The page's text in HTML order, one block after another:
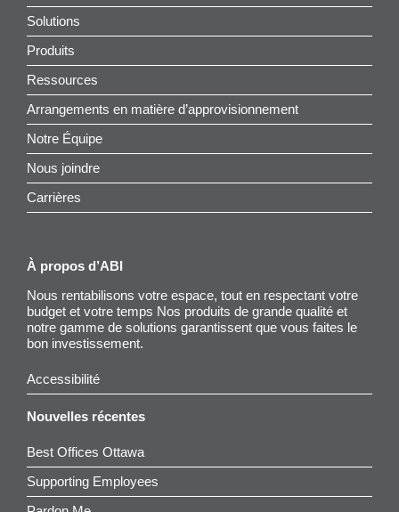
Solutions
Produits
Ressources
Arrangements en matière d’approvisionnement
Notre Équipe
Nous joindre
Carrières
À propos d’ABI
Nous rentabilisons votre espace, tout en respectant votre
budget et votre temps Nos produits de grande qualité et
notre gamme de solutions garantissent que vous faites le
bon investissement.
Accessibilité
Nouvelles récentes
Best Offices Ottawa
Supporting Employees